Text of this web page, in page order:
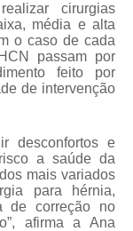
cirurgias
média e alta
o caso de cada
passam por
feito por
de intervenção
desconfortos e
a saúde da
mais variados
para hérnia,
de correção no
afirma a Ana